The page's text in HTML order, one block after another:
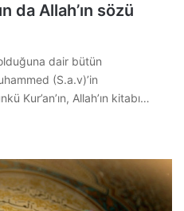
da Allah’ın sözü
olduğuna dair bütün
(S.a.v)’in
Kur’an’ın, Allah’ın kitabı…